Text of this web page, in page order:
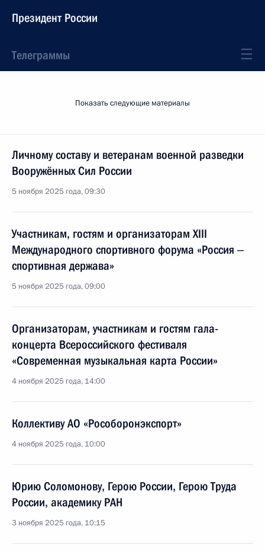
Президент России
Телеграммы
Показать следующие материалы
Личному составу и ветеранам военной разведки
Вооружённых Сил России
5 ноября 2025 года, 09:30
Участникам, гостям и организаторам XIII
Международного спортивного форума «Россия ‒
спортивная держава»
5 ноября 2025 года, 09:00
Организаторам, участникам и гостям гала-
концерта Всероссийского фестиваля
«Современная музыкальная карта России»
4 ноября 2025 года, 14:00
Коллективу АО «Рособоронэкспорт»
4 ноября 2025 года, 10:00
Юрию Соломонову, Герою России, Герою Труда
России, академику РАН
3 ноября 2025 года, 10:15